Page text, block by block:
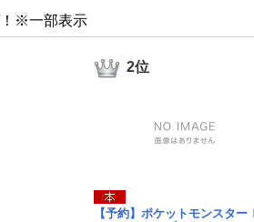
！※一部表示
2位
【予約】ポケットモンスター